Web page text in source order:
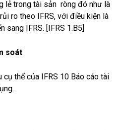
lẻ trong tài sản ròng đó như là
ro theo IFRS, với điều kiện là
sang IFRS. [IFRS 1.B5]
soát
cụ thể của IFRS 10 Báo cáo tài